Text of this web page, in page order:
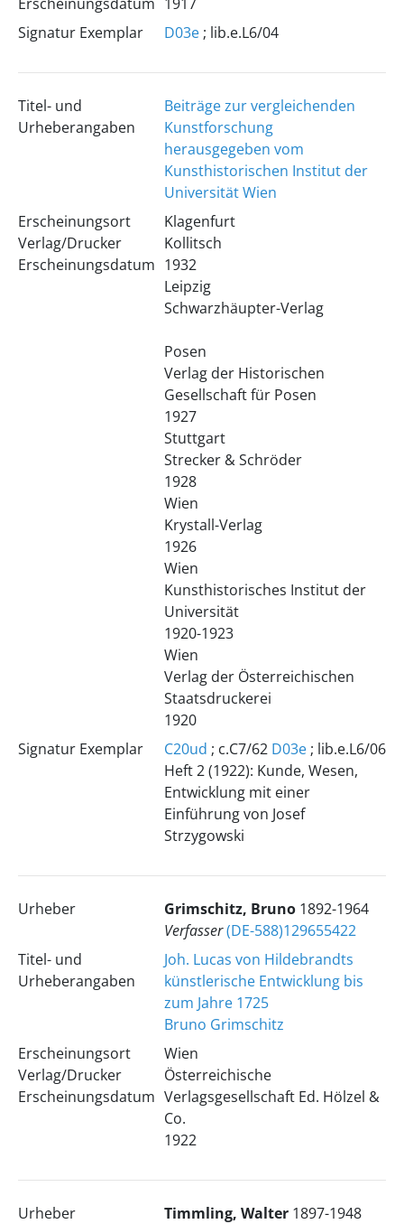
Signatur Exemplar
D03e; lib.e.L6/04
Titel- und
Urheberangaben
Beiträge zur vergleichenden
Kunstforschung
herausgegeben vom
Kunsthistorischen Institut der
Universität Wien
Erscheinungsort
Verlag/Drucker
Erscheinungsdatum
Klagenfurt
Kollitsch
1932
Leipzig
Schwarzhäupter-Verlag
Posen
Verlag der Historischen
Gesellschaft für Posen
1927
Stuttgart
Strecker & Schröder
1928
Wien
Krystall-Verlag
1926
Wien
Kunsthistorisches Institut der
Universität
1920-1923
Wien
Verlag der Österreichischen
Staatsdruckerei
1920
Signatur Exemplar
C20ud ; c.C7/62 D03e; lib.e.L6/06
Heft 2 (1922): Kunde, Wesen,
Entwicklung mit einer
Einführung von Josef
Strzygowski
Urheber Grimschitz, Bruno 1892-1964
Verfasser(DE-588)129655422
Titel- und
Urheberangaben
Joh. Lucas von Hildebrandts
künstlerische Entwicklung bis
zum Jahre 1725
Bruno Grimschitz
Erscheinungsort
Verlag/Drucker
Erscheinungsdatum
Wien
Österreichische
Verlagsgesellschaft Ed. Hölzel &
Co.
1922
Urheber Timmling, Walter 1897-1948